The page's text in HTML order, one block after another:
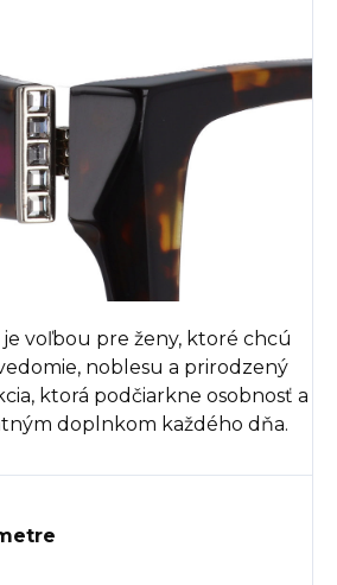
voľbou pre ženy, ktoré chcú
noblesu a prirodzený
ktorá podčiarkne osobnosť a
doplnkom každého dňa.